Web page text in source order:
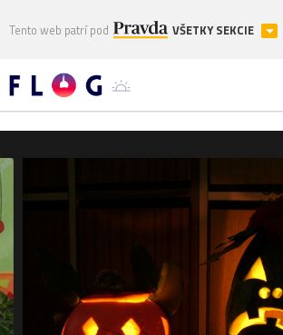
Tento web patrí pod VŠETKY SEKCIE